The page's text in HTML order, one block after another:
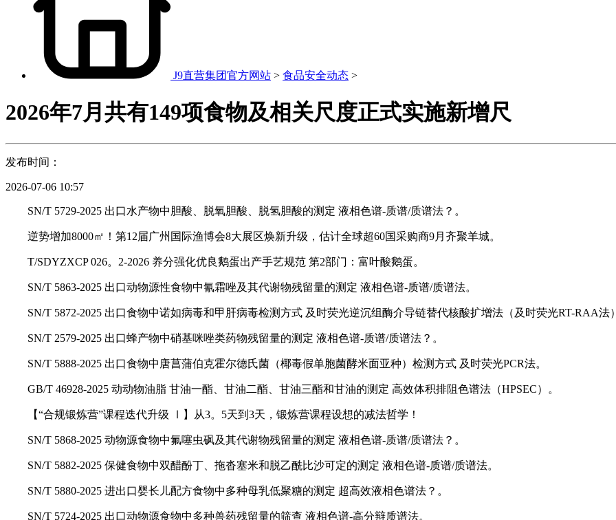
J9直营集团官方网站 > 食品安全动态 >
2026年7月共有149项食物及相关尺度正式实施新增尺
发布时间：
2026-07-06 10:57
SN/T 5729-2025 出口水产物中胆酸、脱氧胆酸、脱氢胆酸的测定 液相色谱-质谱/质谱法？。
逆势增加8000㎡！第12届广州国际渔博会8大展区焕新升级，估计全球超60国采购商9月齐聚羊城。
T/SDYZXCP 026。2-2026 养分强化优良鹅蛋出产手艺规范 第2部门：富叶酸鹅蛋。
SN/T 5863-2025 出口动物源性食物中氰霜唑及其代谢物残留量的测定 液相色谱-质谱/质谱法。
SN/T 5872-2025 出口食物中诺如病毒和甲肝病毒检测方式 及时荧光逆沉组酶介导链替代核酸扩增法（及时荧光RT-RAA法
SN/T 2579-2025 出口蜂产物中硝基咪唑类药物残留量的测定 液相色谱-质谱/质谱法？。
SN/T 5888-2025 出口食物中唐菖蒲伯克霍尔德氏菌（椰毒假单胞菌酵米面亚种）检测方式 及时荧光PCR法。
GB/T 46928-2025 动动物油脂 甘油一酯、甘油二酯、甘油三酯和甘油的测定 高效体积排阻色谱法（HPSEC）。
【“合规锻炼营”课程迭代升级 Ⅰ】从3。5天到3天，锻炼营课程设想的减法哲学！
SN/T 5868-2025 动物源食物中氟噻虫砜及其代谢物残留量的测定 液相色谱-质谱/质谱法？。
SN/T 5882-2025 保健食物中双醋酚丁、拖沓塞米和脱乙酰比沙可定的测定 液相色谱-质谱/质谱法。
SN/T 5880-2025 进出口婴长儿配方食物中多种母乳低聚糖的测定 超高效液相色谱法？。
SN/T 5724-2025 出口动物源食物中多种兽药残留量的筛查 液相色谱-高分辩质谱法。